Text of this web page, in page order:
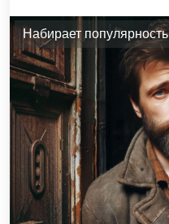
Набирает популярность